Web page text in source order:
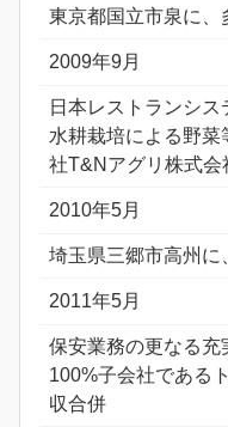
東京都国立市泉に、
2009年9月
日本レストランシス
水耕栽培による野
社T&Nアグリ株式会
2010年5月
埼玉県三郷市高州に
2011年5月
保安業務の更なる充
100%子会社である
収合併